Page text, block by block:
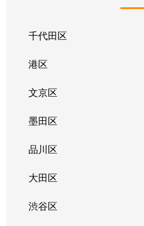
千代田区
港区
文京区
墨田区
品川区
大田区
渋谷区